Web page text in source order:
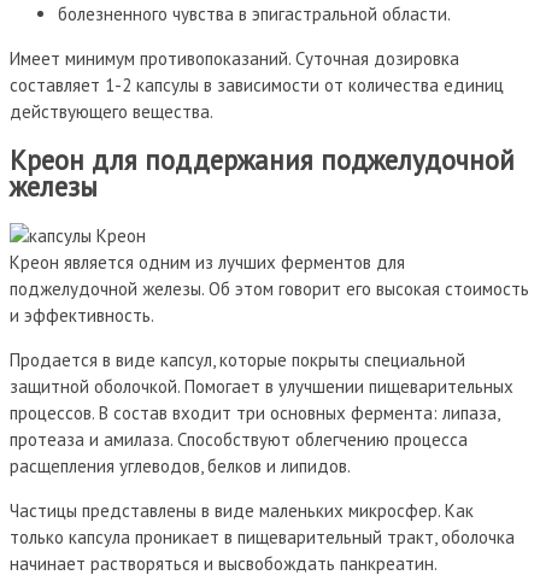
болезненного чувства в эпигастральной области.
Имеет минимум противопоказаний. Суточная дозировка
составляет 1-2 капсулы в зависимости от количества единиц
действующего вещества.
Креон для поддержания поджелудочной
железы
Креон является одним из лучших ферментов для
поджелудочной железы. Об этом говорит его высокая стоимость
и эффективность.
Продается в виде капсул, которые покрыты специальной
защитной оболочкой. Помогает в улучшении пищеварительных
процессов. В состав входит три основных фермента: липаза,
протеаза и амилаза. Способствуют облегчению процесса
расщепления углеводов, белков и липидов.
Частицы представлены в виде маленьких микросфер. Как
только капсула проникает в пищеварительный тракт, оболочка
начинает растворяться и высвобождать панкреатин.